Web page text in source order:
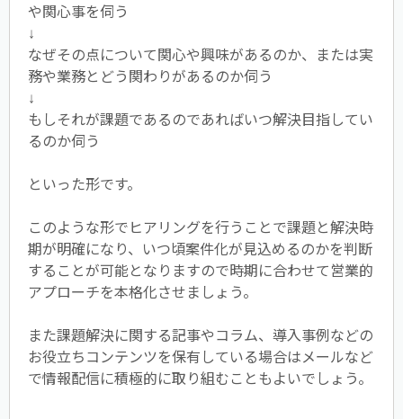
や関心事を伺う
↓
なぜその点について関心や興味があるのか、または実
務や業務とどう関わりがあるのか伺う
↓
もしそれが課題であるのであればいつ解決目指してい
るのか伺う
といった形です。
このような形でヒアリングを行うことで課題と解決時
期が明確になり、いつ頃案件化が見込めるのかを判断
することが可能となりますので時期に合わせて営業的
アプローチを本格化させましょう。
また課題解決に関する記事やコラム、導入事例などの
お役立ちコンテンツを保有している場合はメールなど
で情報配信に積極的に取り組むこともよいでしょう。